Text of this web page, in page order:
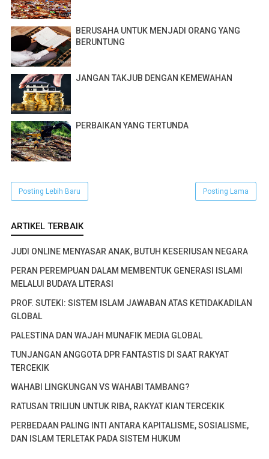
BERUSAHA UNTUK MENJADI ORANG YANG
BERUNTUNG
JANGAN TAKJUB DENGAN KEMEWAHAN
PERBAIKAN YANG TERTUNDA
Posting Lebih Baru Posting Lama
ARTIKEL TERBAIK
JUDI ONLINE MENYASAR ANAK, BUTUH KESERIUSAN NEGARA
PERAN PEREMPUAN DALAM MEMBENTUK GENERASI ISLAMI
MELALUI BUDAYA LITERASI
PROF. SUTEKI: SISTEM ISLAM JAWABAN ATAS KETIDAKADILAN
GLOBAL
PALESTINA DAN WAJAH MUNAFIK MEDIA GLOBAL
TUNJANGAN ANGGOTA DPR FANTASTIS DI SAAT RAKYAT
TERCEKIK
WAHABI LINGKUNGAN VS WAHABI TAMBANG?
RATUSAN TRILIUN UNTUK RIBA, RAKYAT KIAN TERCEKIK
PERBEDAAN PALING INTI ANTARA KAPITALISME, SOSIALISME,
DAN ISLAM TERLETAK PADA SISTEM HUKUM